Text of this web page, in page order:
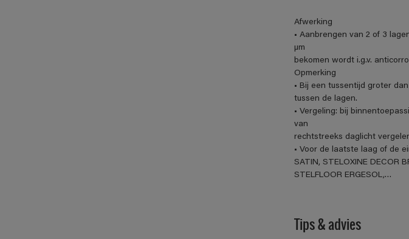
Afwerking
• Aanbrengen van 2 of 3
µm
bekomen wordt i.g.v.
Opmerking
• Bij een tussentijd groter
tussen de lagen.
• Vergeling: bij
van
rechtstreeks daglicht
• Voor de laatste laag of de
SATIN, STELOXINE DECOR
STELFLOOR ERGESOL,…
Tips & advies